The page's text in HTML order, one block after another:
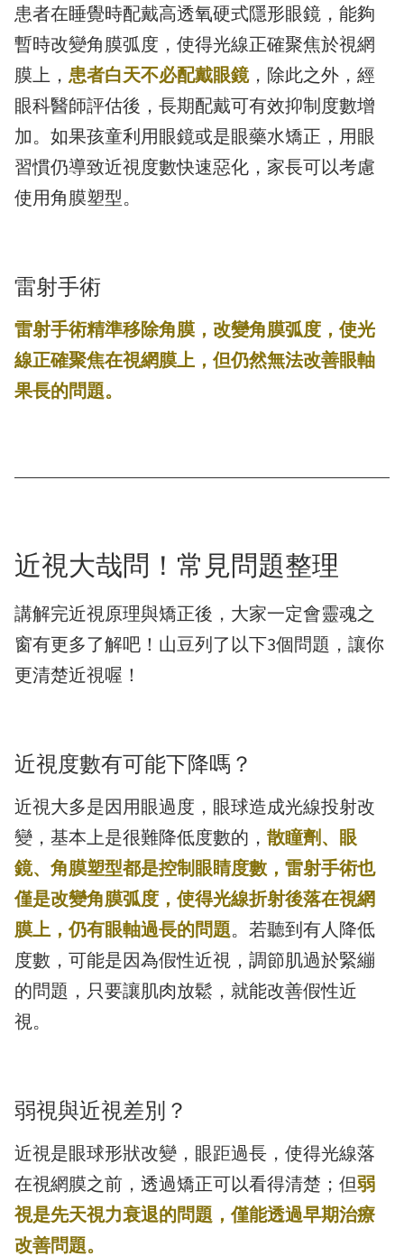
患者在睡覺時配戴高透氧硬式隱形眼鏡，能夠
暫時改變角膜弧度，使得光線正確聚焦於視網
膜上， 患者白天不必配戴眼鏡，除此之外，經
眼科醫師評估後，長期配戴可有效抑制度數增
加。如果孩童利用眼鏡或是眼藥水矯正，用眼
習慣仍導致近視度數快速惡化，家長可以考慮
使用角膜塑型。
雷射手術
雷射手術精準移除角膜，改變角膜弧度，使光
線正確聚焦在視網膜上，但仍然無法改善眼軸
果長的問題。
近視大哉問！常見問題整理
講解完近視原理與矯正後，大家一定會靈魂之
窗有更多了解吧！山豆列了以下3個問題，讓你
更清楚近視喔！
近視度數有可能下降嗎？
近視大多是因用眼過度，眼球造成光線投射改
變，基本上是很難降低度數的， 散瞳劑、眼
鏡、角膜塑型都是控制眼睛度數，雷射手術也
僅是改變角膜弧度，使得光線折射後落在視網
膜上，仍有眼軸過長的問題。若聽到有人降低
度數，可能是因為假性近視，調節肌過於緊繃
的問題，只要讓肌肉放鬆，就能改善假性近
視。
弱視與近視差別？
近視是眼球形狀改變，眼距過長，使得光線落
在視網膜之前，透過矯正可以看得清楚；但弱
視是先天視力衰退的問題，僅能透過早期治療
改善問題。